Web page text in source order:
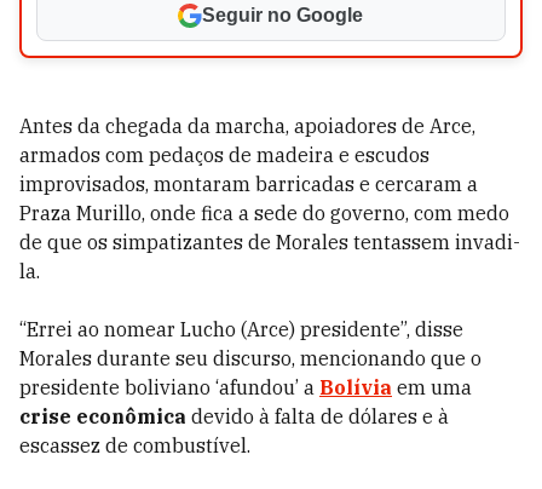
Seguir no Google
Antes da chegada da marcha, apoiadores de Arce,
armados com pedaços de madeira e escudos
improvisados, montaram barricadas e cercaram a
Praza Murillo, onde fica a sede do governo, com medo
de que os simpatizantes de Morales tentassem invadi-
la.
“Errei ao nomear Lucho (Arce) presidente”, disse
Morales durante seu discurso, mencionando que o
presidente boliviano ‘afundou’ a Bolívia em uma
crise econômica devido à falta de dólares e à
escassez de combustível.